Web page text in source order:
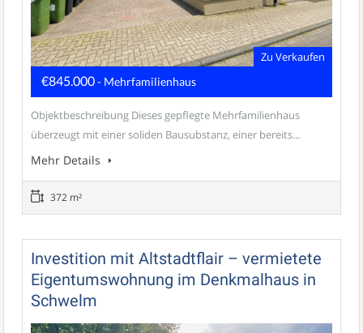
Zu Verkaufen
€845.000- Mehrfamilienhaus
Objektbeschreibung Dieses gepflegte Mehrfamilienhaus
überzeugt mit einer soliden Bausubstanz, einer bereits...
Mehr Details
372 m²
Investition mit Altstadtflair – vermietete
Eigentumswohnung im Denkmalhaus in
Schwelm